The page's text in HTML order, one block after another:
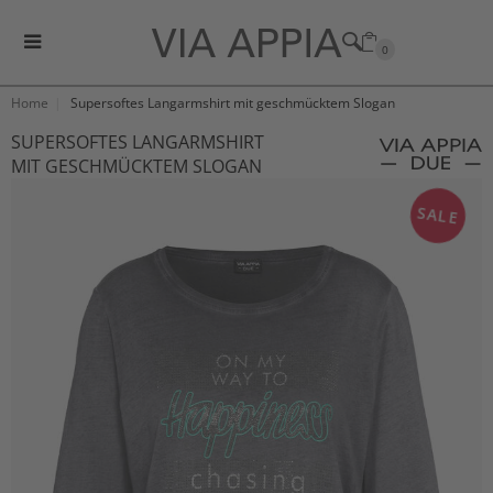
0
Home Supersoftes Langarmshirt mit geschmücktem Slogan
SUPERSOFTES LANGARMSHIRT
MIT GESCHMÜCKTEM SLOGAN
SALE